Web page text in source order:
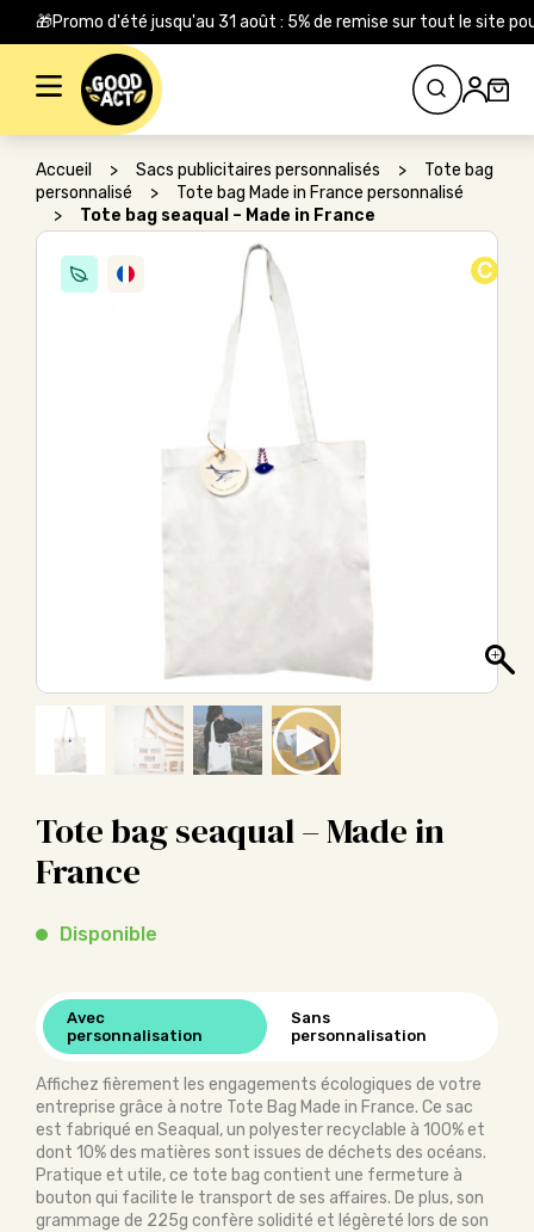
🎁Promo d'été jusqu'au 31 août : 5% de remise sur tout le site
Rechercher :
Accueil > Sacs publicitaires personnalisés >
Tote bag
personnalisé
>
Tote bag Made in France personnalisé
>
Tote bag seaqual – Made in France
C
Tote bag seaqual – Made in
France
Disponible
Avec
personnalisation
Sans
personnalisation
Affichez fièrement les engagements écologiques de votre
entreprise grâce à notre Tote Bag Made in France. Ce sac
est fabriqué en Seaqual, un polyester recyclable à 100% et
dont 10% des matières sont issues de déchets des océans.
Pratique et utile, ce tote bag contient une fermeture à
bouton qui facilite le transport de ses affaires. De plus, son
grammage de 225g confère solidité et légèreté lors de son